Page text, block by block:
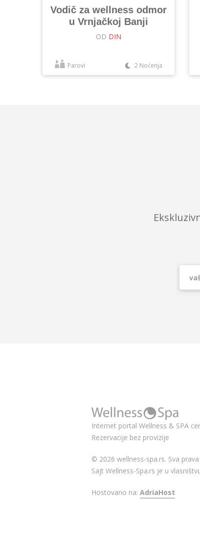
Vodič za wellness odmor
u Vrnjačkoj Banji
OD DIN
Parovi 2 Noćenja
Internet portal Wellness & SPA
Rezervacije bez provizije
© 2026 wellness-spa.rs. Sva
Sajt Wellness-Spa.rs je u
Hostovano na: AdriaHost